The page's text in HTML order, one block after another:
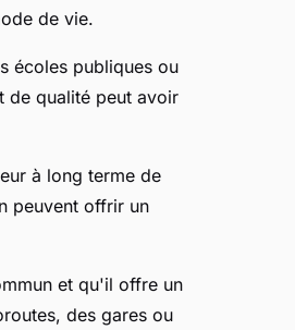
de vie.
écoles publiques ou
de qualité peut avoir
à long terme de
peuvent offrir un
et qu'il offre un
des gares ou